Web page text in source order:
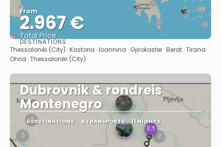
From
2.967 €
Total Price
See
DESTINATIONS
Thessaloniki (City) · Kastoria · Ioannina · Gjirokaster · Berat · Tirana ·
Ohrid · Thessaloniki (City)
Dubrovnik & rondreis
Montenegro
6 DESTINATIONS 4 TRANSPORTS 11 NIGHTS